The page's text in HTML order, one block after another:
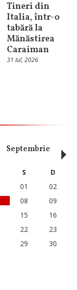
Tineri din
Italia, într-o
tabără la
Mănăstirea
Caraiman
31 Iul, 2026
Septembrie
S
D
01
02
08
09
15
16
22
23
29
30